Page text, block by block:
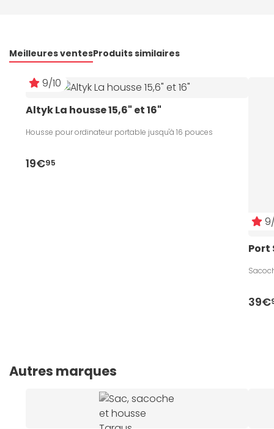
Meilleures ventesProduits similaires
9/10
Altyk La housse 15,6" et 16"
Housse pour ordinateur portable jusqu'à 16 pouces
19€95
Port
39€
Autres marques